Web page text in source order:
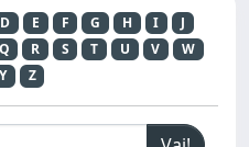
D E F G H I
J
Q R S T U V
W
Y Z